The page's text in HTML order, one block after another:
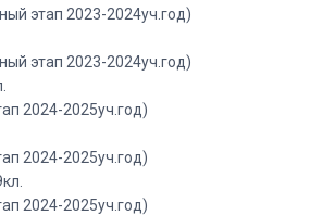
этап 2023-2024уч.год)
этап 2023-2024уч.год)
2024-2025уч.год)
2024-2025уч.год)
2024-2025уч.год)